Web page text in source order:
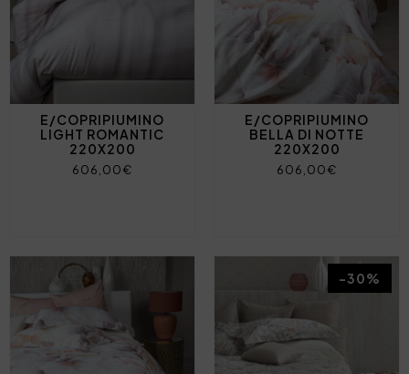
E/COPRIPIUMINO
LIGHT ROMANTIC
220X200
606,00€
E/COPRIPIUMINO
BELLA DI NOTTE
220X200
606,00€
-30%